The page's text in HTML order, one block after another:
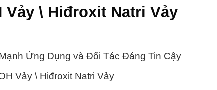
\ Hiđroxit Natri Vảy
Ứng Dụng và Đối Tác Đáng Tin Cậy
Vảy \ Hiđroxit Natri Vảy